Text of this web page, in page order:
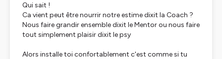
Qui sait !
Ca vient peut être nourrir notre estime dixit la Coach ?
Nous faire grandir ensemble dixit le Mentor ou nous faire
tout simplement plaisir dixit le psy
Alors installe toi confortablement c'est comme si tu